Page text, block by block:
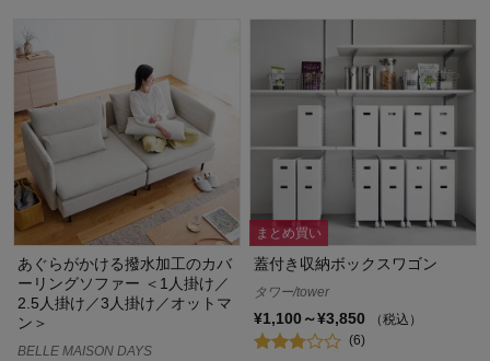
あぐらがかける撥水加工のカバ
ーリングソファー ＜1人掛け／
2.5人掛け／3人掛け／オットマ
ン＞
BELLE MAISON DAYS
まとめ買い
蓋付き収納ボックスワゴン
タワー/tower
¥1,100～¥3,850
（税込）
(6)